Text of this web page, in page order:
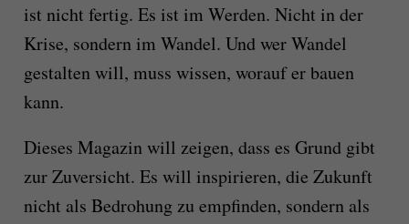
ist nicht fertig. Es ist im Werden. Nicht in der
Krise, sondern im Wandel. Und wer Wandel
gestalten will, muss wissen, worauf er bauen
kann.
Dieses Magazin will zeigen, dass es Grund gibt
zur Zuversicht. Es will inspirieren, die Zukunft
nicht als Bedrohung zu empfinden, sondern als